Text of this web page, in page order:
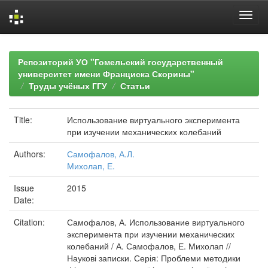
navigationРепозиторий УО "Гомельский государственный
университет имени Франциска Скорины"
Труды учёных ГГУ
Статьи
Title:
Использование виртуального эксперимента
при изучении механических колебаний
Authors:
Самофалов, А.Л.
Михолап, Е.
Issue
Date:
2015
Citation:
Самофалов, А. Использование виртуального
эксперимента при изучении механических
колебаний / А. Самофалов, Е. Михолап //
Наукові записки. Серія: Проблеми методики